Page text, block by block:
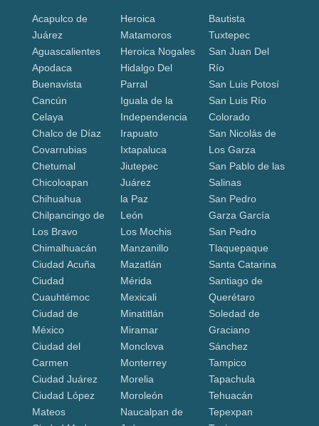
Acapulco de
Juárez
Aguascalientes
Apodaca
Buenavista
Cancún
Celaya
Chalco de Díaz
Covarrubias
Chetumal
Chicoloapan
Chihuahua
Chilpancingo de
Los Bravo
Chimalhuacán
Ciudad Acuña
Ciudad
Cuauhtémoc
Ciudad de
México
Ciudad del
Carmen
Ciudad Juárez
Ciudad López
Mateos
Heroica
Matamoros
Heroica Nogales
Hidalgo Del
Parral
Iguala de la
Independencia
Irapuato
Ixtapaluca
Jiutepec
Juárez
la Paz
León
Los Mochis
Manzanillo
Mazatlán
Mérida
Mexicali
Minatitlán
Miramar
Monclova
Monterrey
Morelia
Moroleón
Naucalpan de
Bautista
Tuxtepec
San Juan Del
Río
San Luis Potosí
San Luis Río
Colorado
San Nicolás de
Los Garza
San Pablo de las
Salinas
San Pedro
Garza García
San Pedro
Tlaquepaque
Santa Catarina
Santiago de
Querétaro
Soledad de
Graciano
Sánchez
Tampico
Tapachula
Tehuacán
Tepexpan